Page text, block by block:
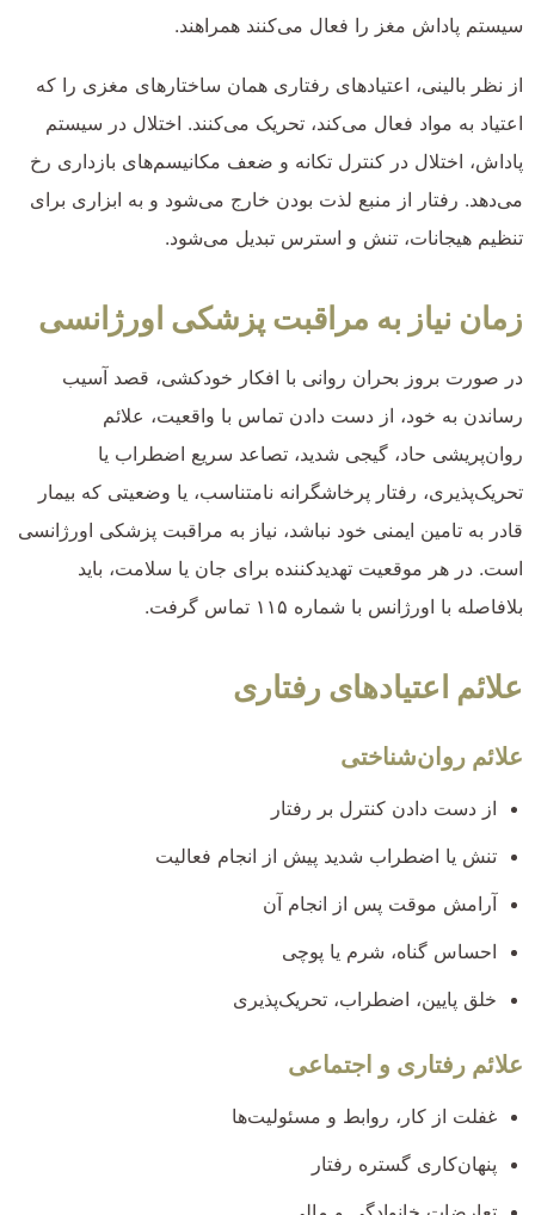
سیستم پاداش مغز را فعال می‌کنند همراهند.
از نظر بالینی، اعتیادهای رفتاری همان ساختارهای مغزی را که
اعتیاد به مواد فعال می‌کند، تحریک می‌کنند. اختلال در سیستم
پاداش، اختلال در کنترل تکانه و ضعف مکانیسم‌های بازداری رخ
می‌دهد. رفتار از منبع لذت بودن خارج می‌شود و به ابزاری برای
تنظیم هیجانات، تنش و استرس تبدیل می‌شود.
زمان نیاز به مراقبت پزشکی اورژانسی
در صورت بروز بحران روانی با افکار خودکشی، قصد آسیب
رساندن به خود، از دست دادن تماس با واقعیت، علائم
روان‌پریشی حاد، گیجی شدید، تصاعد سریع اضطراب یا
تحریک‌پذیری، رفتار پرخاشگرانه نامتناسب، یا وضعیتی که بیمار
قادر به تامین ایمنی خود نباشد، نیاز به مراقبت پزشکی اورژانسی
است. در هر موقعیت تهدیدکننده برای جان یا سلامت، باید
بلافاصله با اورژانس با شماره ۱۱۵ تماس گرفت.
علائم اعتیادهای رفتاری
علائم روان‌شناختی
از دست دادن کنترل بر رفتار
تنش یا اضطراب شدید پیش از انجام فعالیت
آرامش موقت پس از انجام آن
احساس گناه، شرم یا پوچی
خلق پایین، اضطراب، تحریک‌پذیری
علائم رفتاری و اجتماعی
غفلت از کار، روابط و مسئولیت‌ها
پنهان‌کاری گستره رفتار